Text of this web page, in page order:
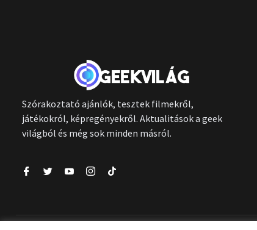
Szórakoztató ajánlók, tesztek filmekről,
játékokról, képregényekről. Aktualitások a geek
világból és még sok minden másról.